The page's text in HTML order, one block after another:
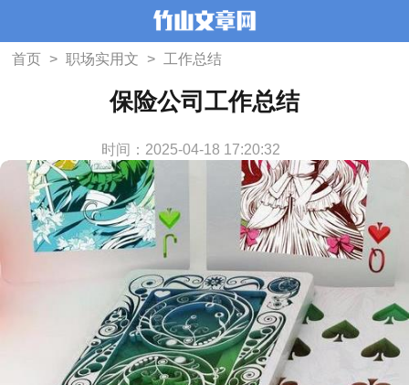
首页 > 职场实用文 > 工作总结
保险公司工作总结
时间：2025-04-18 17:20:32